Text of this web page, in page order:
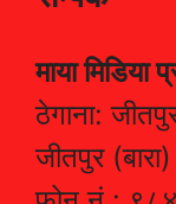
माया मिडिया
ठेगाना:
जीतपुर (बारा)